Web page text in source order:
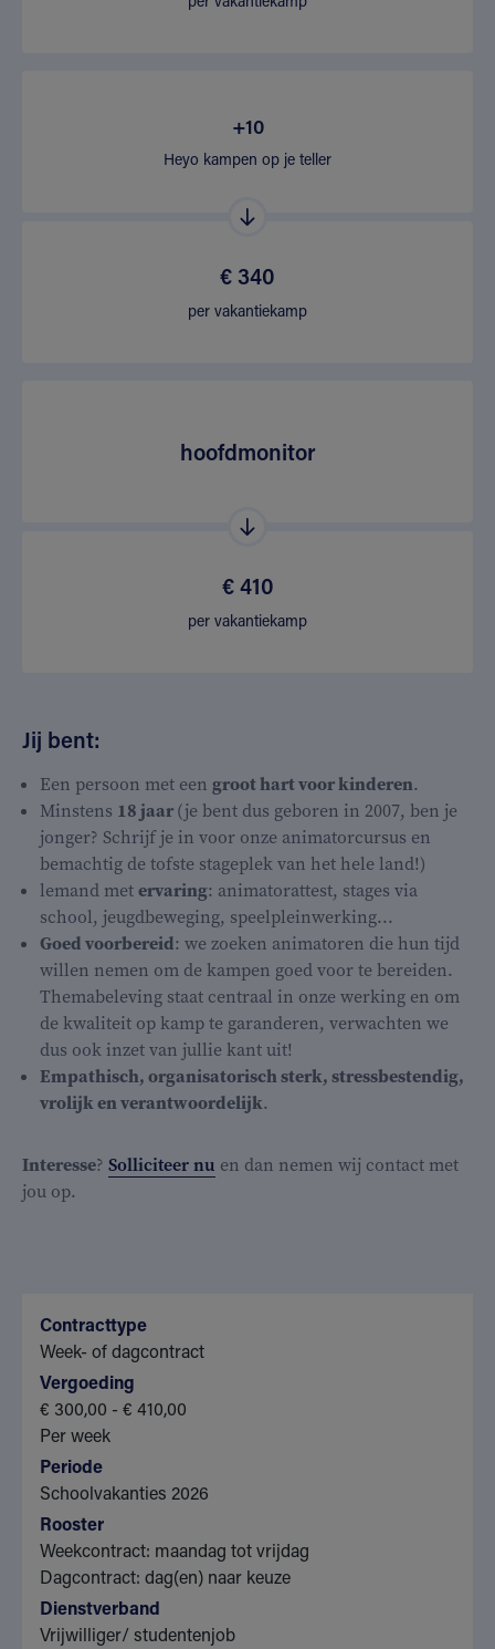
+10
Heyo kampen op je teller
€ 340
per vakantiekamp
hoofdmonitor
€ 410
per vakantiekamp
Jij bent:
Een persoon met een groot hart voor kinderen.
Minstens 18 jaar(je bent dus geboren in 2007, ben je
jonger? Schrijf je in voor onze animatorcursus en
bemachtig de tofste stageplek van het hele land!)
lemand metervaring: animatorattest, stages via
school, jeugdbeweging, speelpleinwerking...
Goed voorbereid: we zoeken animatoren die hun tijd
willen nemen om de kampen goed voor te bereiden.
Themabeleving staat centraal in onze werking en om
de kwaliteit op kamp te garanderen, verwachten we
dus ook inzet van jullie kant uit!
Empathisch, organisatorisch sterk, stressbestendig,
vrolijk en verantwoordelijk.
Interesse? Solliciteer nu en dan nemen wij contact met
jou op.
Contracttype
Week- of dagcontract
Vergoeding
€ 300,00 - € 410,00
Per week
Periode
Schoolvakanties 2026
Rooster
Weekcontract: maandag tot vrijdag
Dagcontract: dag(en) naar keuze
Dienstverband
Vrijwilliger/ studentenjob